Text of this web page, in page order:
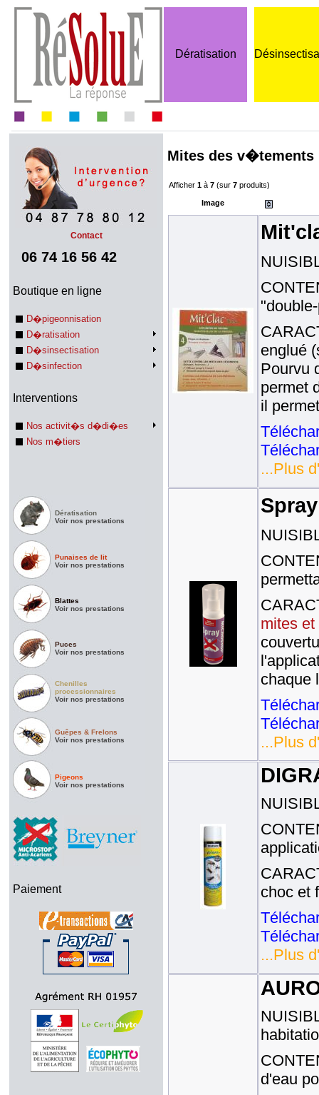
Dératisation
Contact
06 74 16 56 42
Boutique en ligne
D�pigeonnisation
D�ratisation
D�sinsectisation
D�sinfection
Interventions
Nos activit�s d�di�es
Nos m�tiers
Dératisation
Voir nos prestations
Punaises de lit
Voir nos prestations
Blattes
Voir nos prestations
Puces
Voir nos prestations
Chenilles
processionnaires
Voir nos prestations
Guêpes & Frelons
Voir nos prestations
Pigeons
Voir nos prestations
Paiement
Mites des v�tements
Afficher 1 à 7 (sur 7 produits)
Image
englué
Pourvu
permet
il
...Plus
mites
chaque
...Plus
choc et
...Plus
d'eau